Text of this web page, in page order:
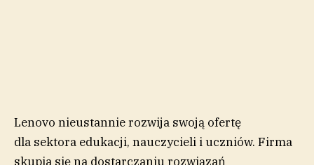
Lenovo nieustannie rozwija swoją ofertę
dla sektora edukacji, nauczycieli i uczniów. Firma
skupia się na dostarczaniu rozwiązań